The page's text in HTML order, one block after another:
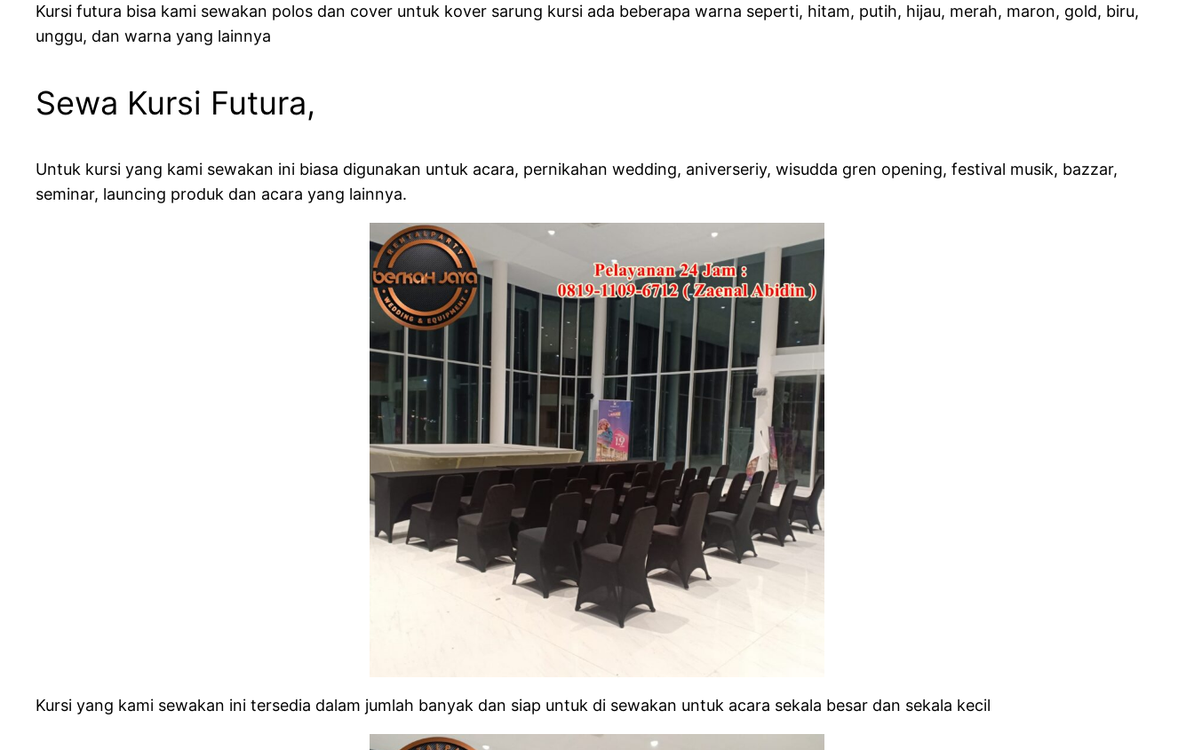
Kursi futura bisa kami sewakan polos dan cover untuk kover sarung kursi ada beberapa warna seperti, hitam, putih, hijau, merah, maron, gold, biru,
unggu, dan warna yang lainnya
Sewa Kursi Futura,
Untuk kursi yang kami sewakan ini biasa digunakan untuk acara, pernikahan wedding, aniverseriy, wisudda gren opening, festival musik, bazzar,
seminar, launcing produk dan acara yang lainnya.
Kursi yang kami sewakan ini tersedia dalam jumlah banyak dan siap untuk di sewakan untuk acara sekala besar dan sekala kecil